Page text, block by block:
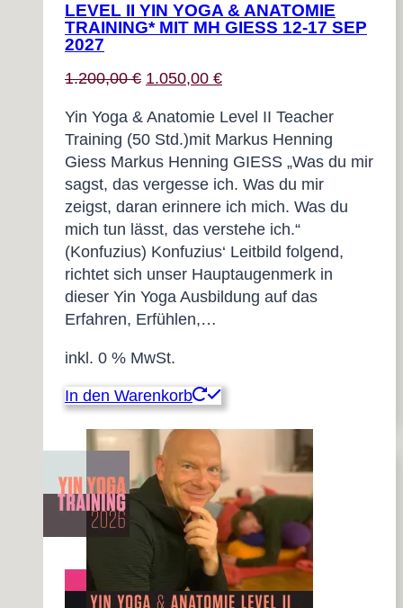
LEVEL II YIN YOGA & ANATOMIE
TRAINING* MIT MH GIESS 12-17 SEP
2027
1.200,00€ Ursprünglicher
war:
1.200,00 €
1.050,00 €Aktueller
ist:
1.050,00 €.
Yin Yoga & Anatomie Level II Teacher
Training (50 Std.)mit Markus Henning
Giess Markus Henning GIESS „Was du mir
sagst, das vergesse ich. Was du mir
zeigst, daran erinnere ich mich. Was du
mich tun lässt, das verstehe ich.“
(Konfuzius) Konfuzius‘ Leitbild folgend,
richtet sich unser Hauptaugenmerk in
dieser Yin Yoga Ausbildung auf das
Erfahren, Erfühlen,…
inkl. 0 % MwSt.
In den Warenkorb